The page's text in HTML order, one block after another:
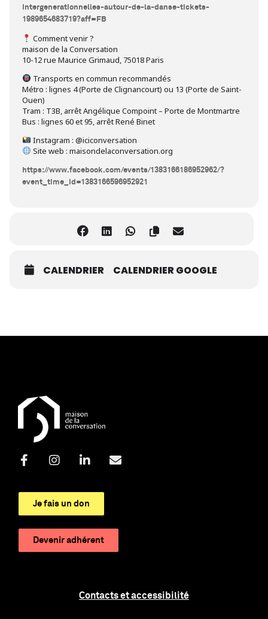
intergenerationnelles-autour-de-la-danse-tickets-
1989654683719?aff=FB
Comment venir ?
maison de la Conversation
10-12 rue Maurice Grimaud, 75018 Paris
Transports en commun recommandés
Métro : lignes 4 (Porte de Clignancourt) ou 13 (Porte de Saint-
Ouen)
Tram : T3B, arrêt Angélique Compoint – Porte de Montmartre
Bus : lignes 60 et 95, arrêt René Binet
Instagram : @iciconversation
Site web : maisondelaconversation.org
https://www.facebook.com/events/1383166186952962/?
event_time_id=1383166596952921
CALENDRIER CALENDRIER GOOGLE
Je fais un don
Devenir adhérent
Contacts et accessibilité